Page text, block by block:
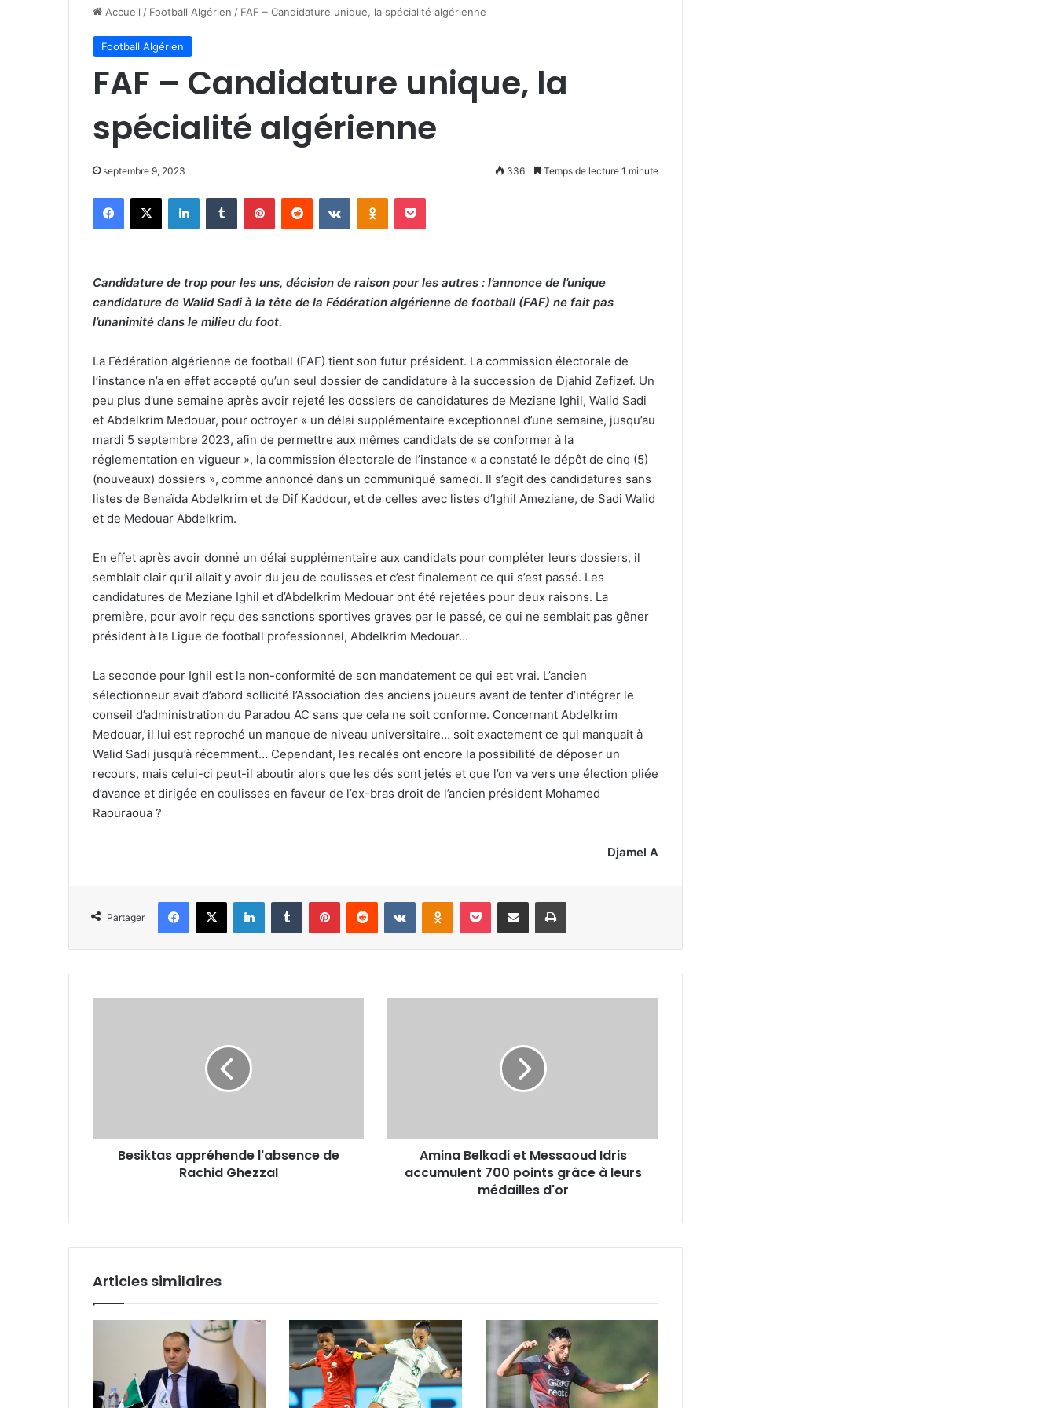
Accueil / Football Algérien / FAF – Candidature unique, la spécialité algérienne
Football Algérien
FAF – Candidature unique, la
spécialité algérienne
septembre 9, 2023 336 Temps de lecture 1 minute
Facebook
X LinkedinTumblr PinterestReddit VKontakteOdnoklassniki
Pocket
Candidature de trop pour les uns, décision de raison pour les autres : l’annonce de l’unique
candidature de Walid Sadi à la tête de la Fédération algérienne de football (FAF) ne fait pas
l’unanimité dans le milieu du foot.
La Fédération algérienne de football (FAF) tient son futur président. La commission électorale de
l’instance n’a en effet accepté qu’un seul dossier de candidature à la succession de Djahid Zefizef. Un
peu plus d’une semaine après avoir rejeté les dossiers de candidatures de Meziane Ighil, Walid Sadi
et Abdelkrim Medouar, pour octroyer « un délai supplémentaire exceptionnel d’une semaine, jusqu’au
mardi 5 septembre 2023, afin de permettre aux mêmes candidats de se conformer à la
réglementation en vigueur », la commission électorale de l’instance « a constaté le dépôt de cinq (5)
(nouveaux) dossiers », comme annoncé dans un communiqué samedi. Il s’agit des candidatures sans
listes de Benaïda Abdelkrim et de Dif Kaddour, et de celles avec listes d’Ighil Ameziane, de Sadi Walid
et de Medouar Abdelkrim.
En effet après avoir donné un délai supplémentaire aux candidats pour compléter leurs dossiers, il
semblait clair qu’il allait y avoir du jeu de coulisses et c’est finalement ce qui s’est passé. Les
candidatures de Meziane Ighil et d’Abdelkrim Medouar ont été rejetées pour deux raisons. La
première, pour avoir reçu des sanctions sportives graves par le passé, ce qui ne semblait pas gêner
président à la Ligue de football professionnel, Abdelkrim Medouar…
La seconde pour Ighil est la non-conformité de son mandatement ce qui est vrai. L’ancien
sélectionneur avait d’abord sollicité l’Association des anciens joueurs avant de tenter d’intégrer le
conseil d’administration du Paradou AC sans que cela ne soit conforme. Concernant Abdelkrim
Medouar, il lui est reproché un manque de niveau universitaire… soit exactement ce qui manquait à
Walid Sadi jusqu’à récemment… Cependant, les recalés ont encore la possibilité de déposer un
recours, mais celui-ci peut-il aboutir alors que les dés sont jetés et que l’on va vers une élection pliée
d’avance et dirigée en coulisses en faveur de l’ex-bras droit de l’ancien président Mohamed
Raouraoua ?
Djamel A
Partager
Facebook
X LinkedinTumblr PinterestReddit VKontakteOdnoklassniki
Pocket Partager par email Imprimer
Besiktas appréhende l'absence de
Rachid Ghezzal
grâce
leurs
Amina Belkadi et Messaoud Idris
accumulent 700 points grâce à leurs
médailles d'or
Articles similaires